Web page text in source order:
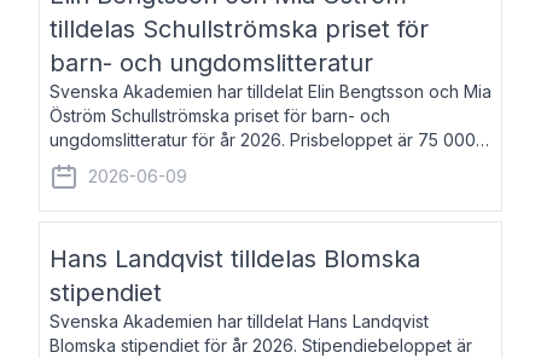
tilldelas Schullströmska priset för
barn- och ungdomslitteratur
Svenska Akademien har tilldelat Elin Bengtsson och Mia
Öström Schullströmska priset för barn- och
ungdomslitteratur för år 2026. Prisbeloppet är 75 000
kronor vardera. Elin Bengtsson, född 1987, är författare
och forskare i genusvetenskap.
2026-06-09
Hans Landqvist tilldelas Blomska
stipendiet
Svenska Akademien har tilldelat Hans Landqvist
Blomska stipendiet för år 2026. Stipendiebeloppet är